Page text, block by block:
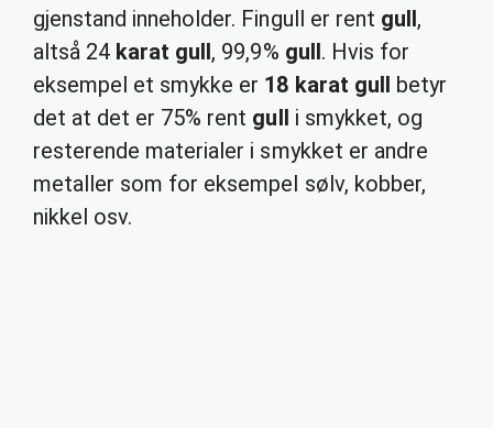
gjenstand inneholder. Fingull er rent gull,
altså 24 karat gull, 99,9% gull. Hvis for
eksempel et smykke er 18 karat gull betyr
det at det er 75% rent gull i smykket, og
resterende materialer i smykket er andre
metaller som for eksempel sølv, kobber,
nikkel osv.